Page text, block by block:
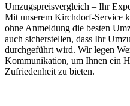
Umzugspreisvergleich – Ihr
Mit unserem Kirchdorf-Service
ohne Anmeldung die besten
auch sicherstellen, dass Ihr
durchgeführt wird. Wir legen
Kommunikation, um Ihnen ein
Zufriedenheit zu bieten.